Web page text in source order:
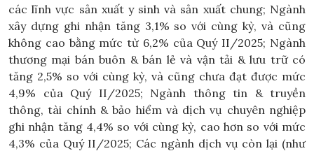
các lĩnh vực sản xuất y sinh và sản xuất chung; Ngành
xây dựng ghi nhận tăng 3,1% so với cùng kỳ, và cũng
không cao bằng mức từ 6,2% của Quý II/2025; Ngành
thương mại bán buôn & bán lẻ và vận tải & lưu trữ có
tăng 2,5% so với cùng kỳ, và cũng chưa đạt được mức
4,9% của Quý II/2025; Ngành thông tin & truyền
thông, tài chính & bảo hiểm và dịch vụ chuyên nghiệp
ghi nhận tăng 4,4% so với cùng kỳ, cao hơn so với mức
4,3% của Quý II/2025; Các ngành dịch vụ còn lại (như